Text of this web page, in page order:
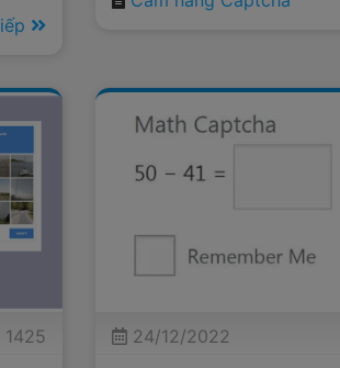
về
đây là phương pháp mới
1425 24/12/2022